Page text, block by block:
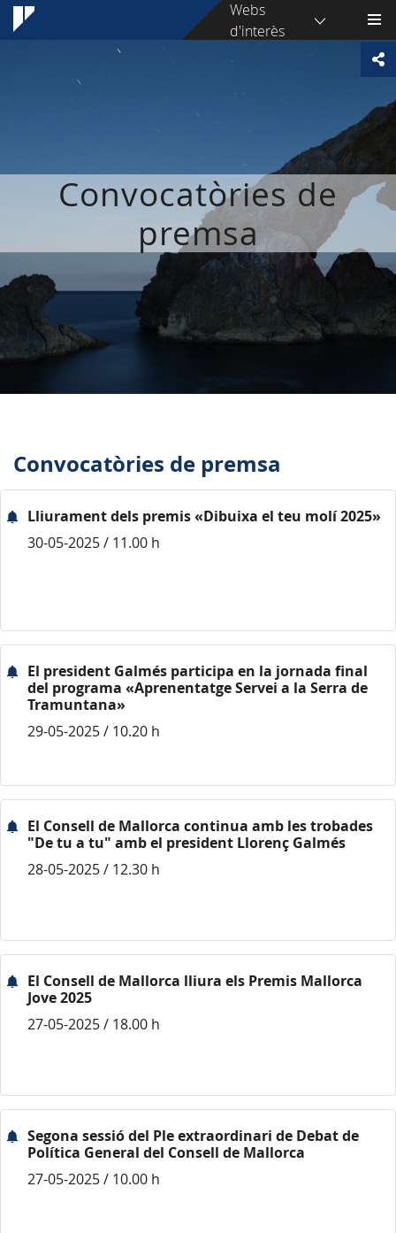
Webs
d'interès
Convocatòries de
premsa
Convocatòries de premsa
Lliurament dels premis «Dibuixa el teu molí 2025»
30-05-2025 / 11.00 h
El president Galmés participa en la jornada final
del programa «Aprenentatge Servei a la Serra de
Tramuntana»
29-05-2025 / 10.20 h
El Consell de Mallorca continua amb les trobades
"De tu a tu" amb el president Llorenç Galmés
28-05-2025 / 12.30 h
El Consell de Mallorca lliura els Premis Mallorca
Jove 2025
27-05-2025 / 18.00 h
Segona sessió del Ple extraordinari de Debat de
Política General del Consell de Mallorca
27-05-2025 / 10.00 h